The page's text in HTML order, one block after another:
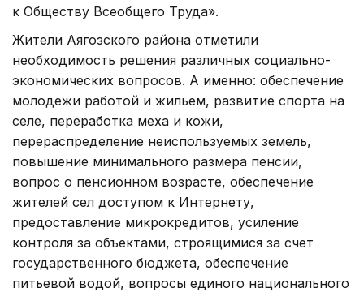
к Обществу Всеобщего Труда».
Жители Аягозского района отметили
необходимость решения различных социально-
экономических вопросов. А именно: обеспечение
молодежи работой и жильем, развитие спорта на
селе, переработка меха и кожи,
перераспределение неиспользуемых земель,
повышение минимального размера пенсии,
вопрос о пенсионном возрасте, обеспечение
жителей сел доступом к Интернету,
предоставление микрокредитов, усиление
контроля за объектами, строящимися за счет
государственного бюджета, обеспечение
питьевой водой, вопросы единого национального